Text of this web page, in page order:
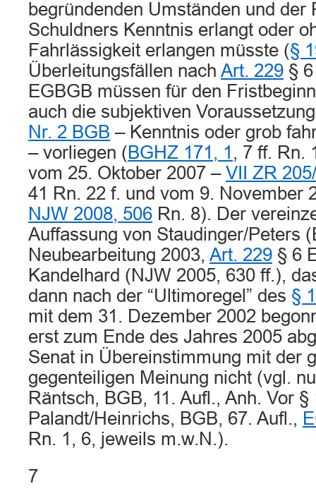
begründenden Umständen und der
Schuldners Kenntnis erlangt oder
Fahrlässigkeit erlangen müsste (§
Überleitungsfällen nach Art. 229 §
EGBGB müssen für den
auch die subjektiven
Nr. 2 BGB – Kenntnis oder grob
– vorliegen (BGHZ 171, 1 , 7 ff. Rn.
vom 25. Oktober 2007 – VII ZR
41 Rn. 22 f. und vom 9. November
NJW 2008, 506 Rn. 8). Der
Auffassung von Staudinger/Peters
Neubearbeitung 2003, Art. 229 § 6
Kandelhard (NJW 2005, 630 ff.),
dann nach der “Ultimoregel” des §
mit dem 31. Dezember 2002
erst zum Ende des Jahres 2005
Senat in Übereinstimmung mit der
gegenteiligen Meinung nicht (vgl.
Räntsch, BGB, 11. Aufl., Anh. Vor §
Palandt/Heinrichs, BGB, 67. Aufl.,
Rn. 1, 6, jeweils m.w.N.).
7